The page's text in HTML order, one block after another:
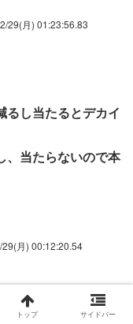
29(月) 01:23:56.83
るし当たるとデカイ
、当たらないので本
29(月) 00:12:20.54
トップ サイドバー